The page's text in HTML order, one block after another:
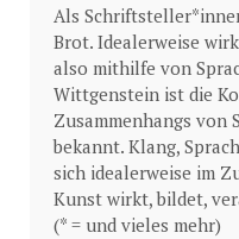
Als
Brot. Idealerweise
also mithilfe von
Wittgenstein ist die
Zusammenhangs von
bekannt. Klang,
sich idealerweise im
Kunst wirkt, bildet,
(* = und vieles mehr)